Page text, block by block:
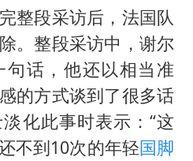
整段采访后，法国队
。整段采访中，谢尔
话，他还以相当准
的方式谈到了很多话
化此事时表示：“这
不到10次的年轻国脚